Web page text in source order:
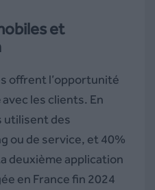
et
offrent l’opportunité
avec les clients. En
utilisent des
ou de service, et 40%
deuxième application
en France fin 2024